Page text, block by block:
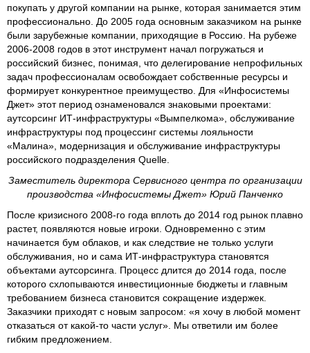
покупать у другой компании на рынке, которая занимается этим
профессионально. До 2005 года основным заказчиком на рынке
были зарубежные компании, приходящие в Россию. На рубеже
2006-2008 годов в этот инструмент начал погружаться и
российский бизнес, понимая, что делегирование непрофильных
задач профессионалам освобождает собственные ресурсы и
формирует конкурентное преимущество. Для «Инфосистемы
Джет» этот период ознаменовался знаковыми проектами:
аутсорсинг ИТ-инфраструктуры «Вымпелкома», обслуживание
инфраструктуры под процессинг системы лояльности
«Малина», модернизация и обслуживание инфраструктуры
российского подразделения Quelle.
Заместитель директора Сервисного центра по организации
производства «Инфосистемы Джет» Юрий Панченко
После кризисного 2008-го года вплоть до 2014 год рынок плавно
растет, появляются новые игроки. Одновременно с этим
начинается бум облаков, и как следствие не только услуги
обслуживания, но и сама ИТ-инфраструктура становятся
объектами аутсорсинга. Процесс длится до 2014 года, после
которого схлопываются инвестиционные бюджеты и главным
требованием бизнеса становится сокращение издержек.
Заказчики приходят с новым запросом: «я хочу в любой момент
отказаться от какой-то части услуг». Мы ответили им более
гибким предложением.